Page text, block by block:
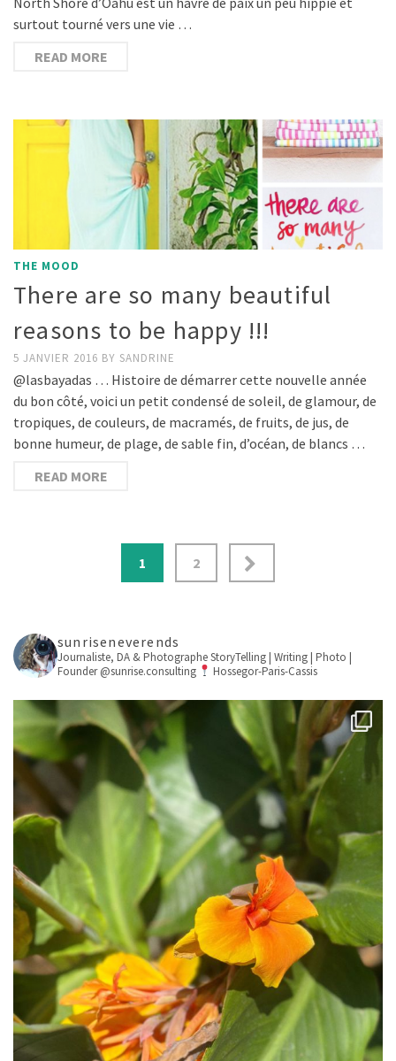
surtout tourné vers une vie …
READ MORE
THE MOOD
There are so many beautiful
reasons to be happy !!!
5 JANVIER 2016 BY SANDRINE
@lasbayadas … Histoire de démarrer cette nouvelle année
du bon côté, voici un petit condensé de soleil, de glamour, de
tropiques, de couleurs, de macramés, de fruits, de jus, de
bonne humeur, de plage, de sable fin, d’océan, de blancs …
READ MORE
1 2
sunriseneverends
Journaliste, DA & PhotographeStoryTelling | Writing | Photo |
Founder @sunrise.consulting
Hossegor-Paris-Cassis